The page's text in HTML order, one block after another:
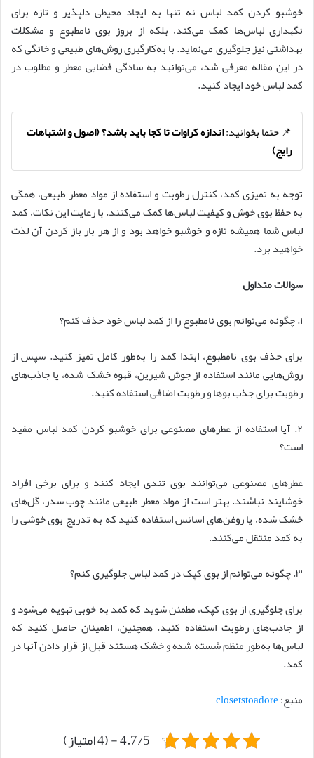
خوشبو کردن کمد لباس نه تنها به ایجاد محیطی دلپذیر و تازه برای
نگهداری لباس‌ها کمک می‌کند، بلکه از بروز بوی نامطبوع و مشکلات
بهداشتی نیز جلوگیری می‌نماید. با به‌کارگیری روش‌های طبیعی و خانگی که
در این مقاله معرفی شد، می‌توانید به سادگی فضایی معطر و مطلوب در
کمد لباس خود ایجاد کنید.
📌 حتما بخوانید:اندازه کراوات تا کجا باید باشد؟ (اصول و اشتباهات
رایج)
توجه به تمیزی کمد، کنترل رطوبت و استفاده از مواد معطر طبیعی، همگی
به حفظ بوی خوش و کیفیت لباس‌ها کمک می‌کنند. با رعایت این نکات، کمد
لباس شما همیشه تازه و خوشبو خواهد بود و از هر بار باز کردن آن لذت
خواهید برد.
سوالات متداول
۱. چگونه می‌توانم بوی نامطبوع را از کمد لباس خود حذف کنم؟
برای حذف بوی نامطبوع، ابتدا کمد را به‌طور کامل تمیز کنید. سپس از
روش‌هایی مانند استفاده از جوش شیرین، قهوه خشک شده، یا جاذب‌های
رطوبت برای جذب بوها و رطوبت اضافی استفاده کنید.
۲. آیا استفاده از عطرهای مصنوعی برای خوشبو کردن کمد لباس مفید
است؟
عطرهای مصنوعی می‌توانند بوی تندی ایجاد کنند و برای برخی افراد
خوشایند نباشند. بهتر است از مواد معطر طبیعی مانند چوب سدر، گل‌های
خشک شده، یا روغن‌های اسانس استفاده کنید که به تدریج بوی خوشی را
به کمد منتقل می‌کنند.
۳. چگونه می‌توانم از بوی کپک در کمد لباس جلوگیری کنم؟
برای جلوگیری از بوی کپک، مطمئن شوید که کمد به خوبی تهویه می‌شود و
از جاذب‌های رطوبت استفاده کنید. همچنین، اطمینان حاصل کنید که
لباس‌ها به‌طور منظم شسته شده و خشک هستند قبل از قرار دادن آنها در
کمد.
منبع:closetstoadore
4.7/5 - (4 امتیاز)